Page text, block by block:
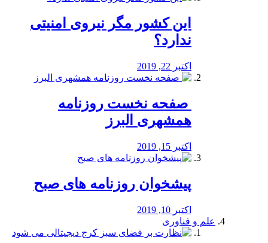
این کشور مگر نیروی امنیتی
ندارد؟
اکتبر 22, 2019
️ صفحه نخست روزنامه‌
همشهری البرز
اکتبر 15, 2019
پیشخوان روزنامه های صبح
اکتبر 10, 2019
علم و فناوری